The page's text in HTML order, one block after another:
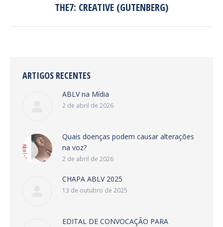
Next
THE7: CREATIVE (GUTENBERG)
ARTIGOS RECENTES
ABLV na Mídia
2 de abril de 2026
Quais doenças podem causar alterações
na voz?
2 de abril de 2026
CHAPA ABLV 2025
13 de outubro de 2025
EDITAL DE CONVOCAÇÃO PARA